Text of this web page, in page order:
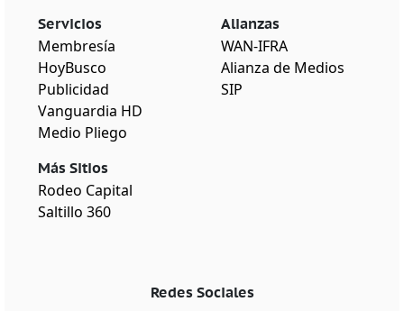
Servicios
Membresía
HoyBusco
Publicidad
Vanguardia HD
Medio Pliego
Más Sitios
Rodeo Capital
Saltillo 360
Alianzas
WAN-IFRA
Alianza de Medios
SIP
Redes Sociales